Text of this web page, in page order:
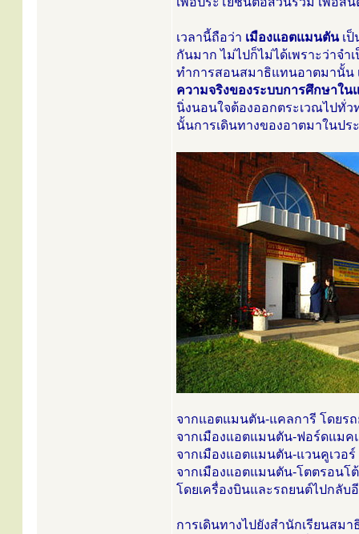
เวลานี้ถือว่า เมืองแอตแมนตันเป็
กันมาก ไม่ไปก็ไม่ได้เพราะว่าจำ
ทำการสอนสมาธิแทนอาตมานั้น
ความจริงของระบบการศึกษาใน
นิ่งนอนใจต้องออกตระเวณไปทั่ว
นั้นการเดินทางของอาตมาในปร
จากแอตแมนตัน-แคลการี โดยร
จากเมืองแอตแมนตัน-ฟอร์ดแมค
จากเมืองแอตแมนตัน-แวนคูเวอ
จากเมืองแอตแมนตัน-โตตรอนโ
โดยเครื่องบินและรถยนต์ไปกลับ
การเดินทางไปยังสำนักเรียนสม